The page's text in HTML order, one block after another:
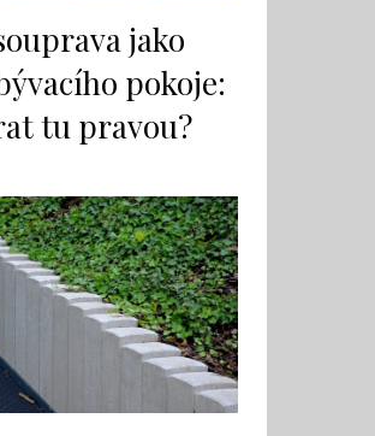
jako
pokoje:
tu pravou?